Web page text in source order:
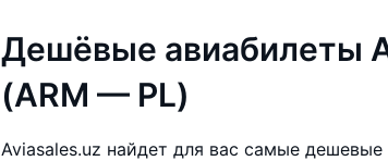
Дешёвые авиабилеты
(ARM — PL)
Aviasales.uz найдет для вас самые